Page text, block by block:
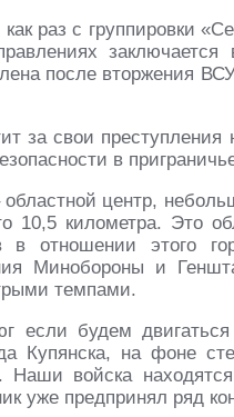
раз с группировки
после вторжения
за свои
в
центр,
10,5 километра. Это
в отношении этого
Минобороны и
темпами.
если будем
Купянска, на фоне
Наши войска
уже предпринял ряд